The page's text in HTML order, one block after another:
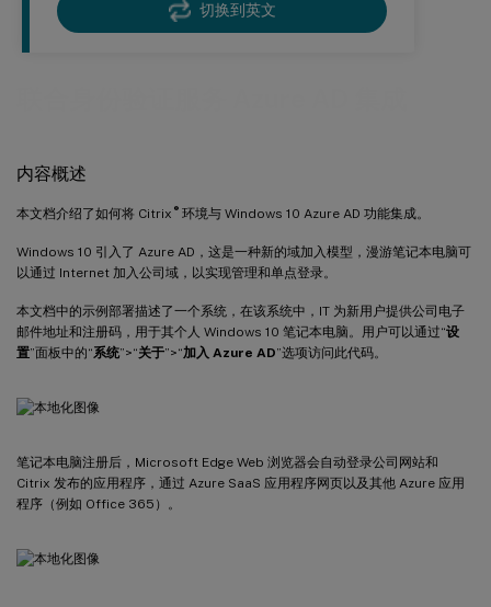
切换到英文
内容概述
本文档介绍了如何将 Citrix ®环境与 Windows 10 Azure AD 功能集成。
Windows 10 引入了 Azure AD，这是一种新的域加入模型，漫游笔记本电脑可
以通过 Internet 加入公司域，以实现管理和单点登录。
本文档中的示例部署描述了一个系统，在该系统中，IT 为新用户提供公司电子
邮件地址和注册码，用于其个人 Windows 10 笔记本电脑。用户可以通过“设
置”面板中的“系统”>“关于”>“加入 Azure AD”选项访问此代码。
笔记本电脑注册后，Microsoft Edge Web 浏览器会自动登录公司网站和
Citrix 发布的应用程序，通过 Azure SaaS 应用程序网页以及其他 Azure 应用
程序（例如 Office 365）。
创建 ADFS 证书
安装和配置 NetScaler 网关
对 StoreFront 地址进行配置
验证端到端系统
附录
相关参考资料